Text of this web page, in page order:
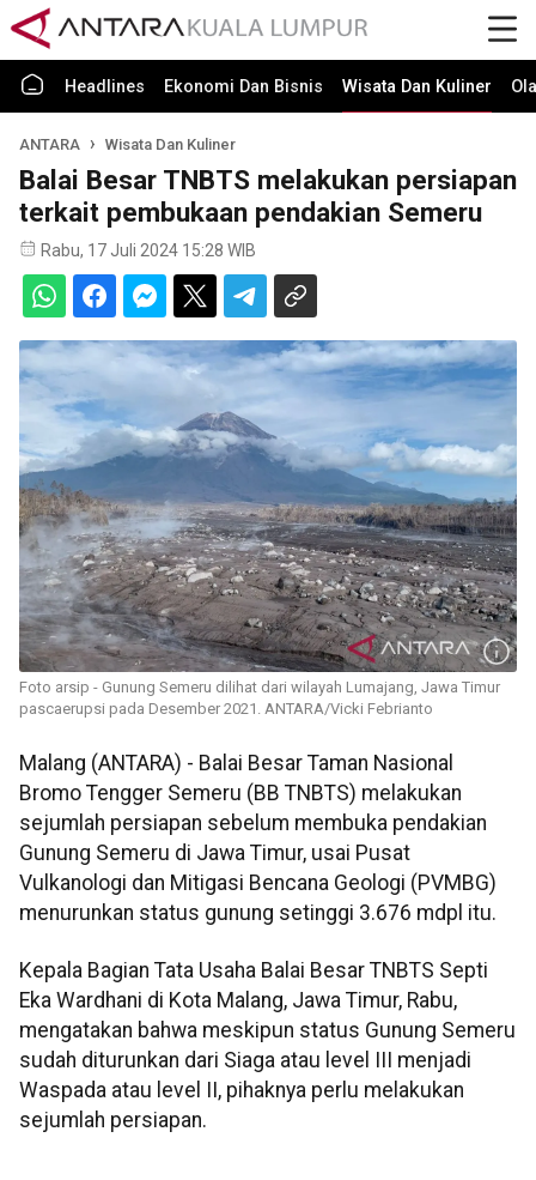
Headlines Ekonomi Dan Bisnis Wisata Dan Kuliner
ANTARA Wisata Dan Kuliner
Balai Besar TNBTS melakukan persiapan
terkait pembukaan pendakian Semeru
Rabu, 17 Juli 2024 15:28 WIB
Foto arsip - Gunung Semeru dilihat dari wilayah Lumajang, Jawa Timur
pascaerupsi pada Desember 2021. ANTARA/Vicki Febrianto
Malang (ANTARA) - Balai Besar Taman Nasional
Bromo Tengger Semeru (BB TNBTS) melakukan
sejumlah persiapan sebelum membuka pendakian
Gunung Semeru di Jawa Timur, usai Pusat
Vulkanologi dan Mitigasi Bencana Geologi (PVMBG)
menurunkan status gunung setinggi 3.676 mdpl itu.
Kepala Bagian Tata Usaha Balai Besar TNBTS Septi
Eka Wardhani di Kota Malang, Jawa Timur, Rabu,
mengatakan bahwa meskipun status Gunung Semeru
sudah diturunkan dari Siaga atau level III menjadi
Waspada atau level II, pihaknya perlu melakukan
sejumlah persiapan.